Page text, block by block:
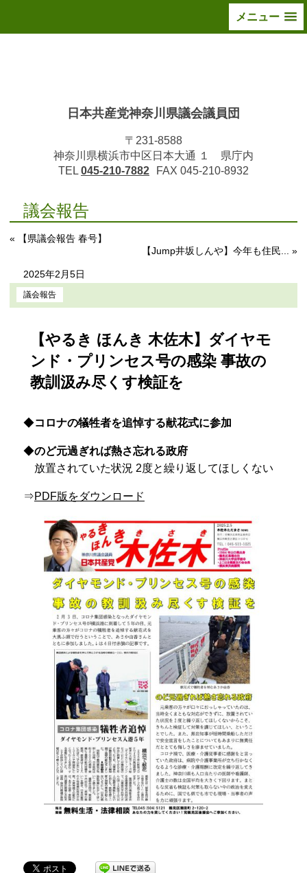
メニュー
日本共産党神奈川県議会議員団
〒231-8588
神奈川県横浜市中区日本大通 １ 県庁内
TEL045-210-7882 FAX 045-210-8932
議会報告
« 【県議会報告 春号】
【Jump井坂しんや】今年も住民... »
2025年2月5日
議会報告
【やるき ほんき 木佐木】ダイヤモ
ンド・プリンセス号の感染 事故の
教訓汲み尽くす検証を
◆コロナの犠牲者を追悼する献花式に参加
◆のど元過ぎれば熱さ忘れる政府
放置されていた状況 2度と繰り返してほしくない
⇒PDF版をダウンロード